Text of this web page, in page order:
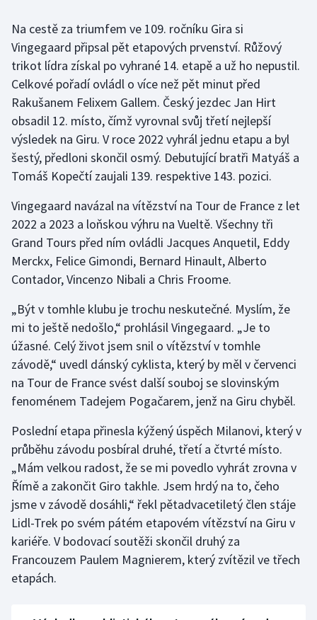
Házená
Jezdectví
Judo
Krasobruslení
Lyže a snowboard
Moderní pětiboj
Motorsport
Olympijské hry
Parasport
Plavání
Plážový volejbal
Ragby
Rychlobruslení
Rychlostní kanoistika
Short track
Na cestě za triumfem ve 109. ročníku Gira si
Vingegaard připsal pět etapových prvenství. Růžový
trikot lídra získal po vyhrané 14. etapě a už ho nepustil.
Celkové pořadí ovládl o více než pět minut před
Rakušanem Felixem Gallem. Český jezdec Jan Hirt
obsadil 12. místo, čímž vyrovnal svůj třetí nejlepší
výsledek na Giru. V roce 2022 vyhrál jednu etapu a byl
šestý, předloni skončil osmý. Debutující bratři Matyáš a
Tomáš Kopečtí zaujali 139. respektive 143. pozici.
Vingegaard navázal na vítězství na Tour de France z let
2022 a 2023 a loňskou výhru na Vueltě. Všechny tři
Grand Tours před ním ovládli Jacques Anquetil, Eddy
Merckx, Felice Gimondi, Bernard Hinault, Alberto
Contador, Vincenzo Nibali a Chris Froome.
„Být v tomhle klubu je trochu neskutečné. Myslím, že
mi to ještě nedošlo,“ prohlásil Vingegaard. „Je to
úžasné. Celý život jsem snil o vítězství v tomhle
závodě,“ uvedl dánský cyklista, který by měl v červenci
na Tour de France svést další souboj se slovinským
fenoménem Tadejem Pogačarem, jenž na Giru chyběl.
Poslední etapa přinesla kýžený úspěch Milanovi, který v
průběhu závodu posbíral druhé, třetí a čtvrté místo.
„Mám velkou radost, že se mi povedlo vyhrát zrovna v
Římě a zakončit Giro takhle. Jsem hrdý na to, čeho
jsme v závodě dosáhli,“ řekl pětadvacetiletý člen stáje
Lidl-Trek po svém pátém etapovém vítězství na Giru v
kariéře. V bodovací soutěži skončil druhý za
Francouzem Paulem Magnierem, který zvítězil ve třech
etapách.